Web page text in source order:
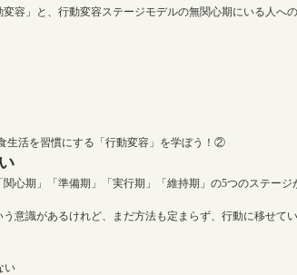
容」と、行動変容ステージモデルの無関心期にいる人
心期」「準備期」「実行期」「維持期」の5つのステージ
意識があるけれど、まだ方法も定まらず、行動に移せて
い